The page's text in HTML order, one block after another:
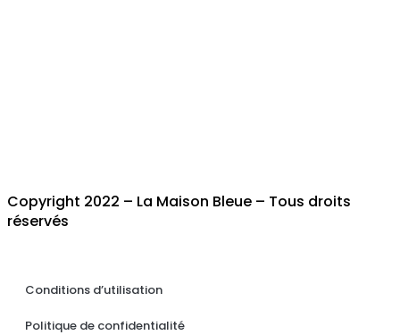
Copyright 2022 – La Maison Bleue – Tous droits
réservés
Conditions d’utilisation
Politique de confidentialité